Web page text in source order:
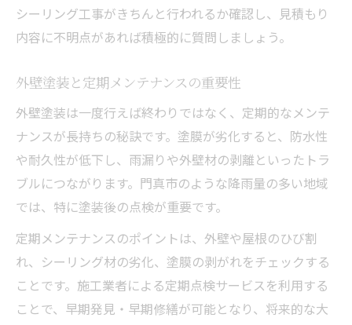
シーリング工事がきちんと行われるか確認し、見積もり
内容に不明点があれば積極的に質問しましょう。
外壁塗装と定期メンテナンスの重要性
外壁塗装は一度行えば終わりではなく、定期的なメンテ
ナンスが長持ちの秘訣です。塗膜が劣化すると、防水性
や耐久性が低下し、雨漏りや外壁材の剥離といったトラ
ブルにつながります。門真市のような降雨量の多い地域
では、特に塗装後の点検が重要です。
定期メンテナンスのポイントは、外壁や屋根のひび割
れ、シーリング材の劣化、塗膜の剥がれをチェックする
ことです。施工業者による定期点検サービスを利用する
ことで、早期発見・早期修繕が可能となり、将来的な大